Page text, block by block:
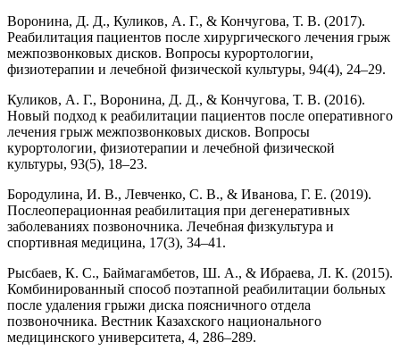
Воронина, Д. Д., Куликов, А. Г., & Кончугова, Т. В. (2017).
Реабилитация пациентов после хирургического лечения грыж
межпозвонковых дисков. Вопросы курортологии,
физиотерапии и лечебной физической культуры, 94(4), 24–29.
Куликов, А. Г., Воронина, Д. Д., & Кончугова, Т. В. (2016).
Новый подход к реабилитации пациентов после оперативного
лечения грыж межпозвонковых дисков. Вопросы
курортологии, физиотерапии и лечебной физической
культуры, 93(5), 18–23.
Бородулина, И. В., Левченко, С. В., & Иванова, Г. Е. (2019).
Послеоперационная реабилитация при дегенеративных
заболеваниях позвоночника. Лечебная физкультура и
спортивная медицина, 17(3), 34–41.
Рысбаев, К. С., Баймагамбетов, Ш. А., & Ибраева, Л. К. (2015).
Комбинированный способ поэтапной реабилитации больных
после удаления грыжи диска поясничного отдела
позвоночника. Вестник Казахского национального
медицинского университета, 4, 286–289.